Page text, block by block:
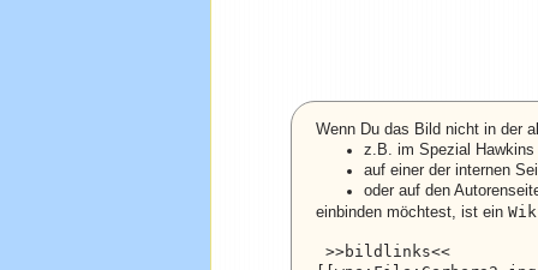
Wenn Du das Bild nicht in der
z.B. im Spezial Hawkins
auf einer der internen
oder auf den
einbinden möchtest, ist ein
>>bildlinks<<